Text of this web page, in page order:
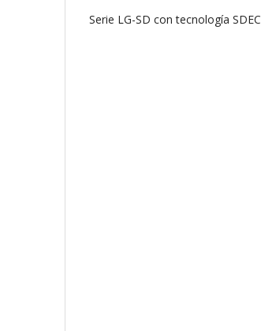
Serie LG-SD con tecnología SDEC